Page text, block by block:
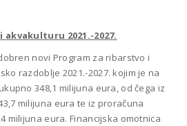
2021.-2027.
novi Program za ribarstvo i
razdoblje 2021.-2027. kojim je na
348,1 milijuna eura, od čega iz
milijuna eura te iz proračuna
milijuna eura. Financijska omotnica